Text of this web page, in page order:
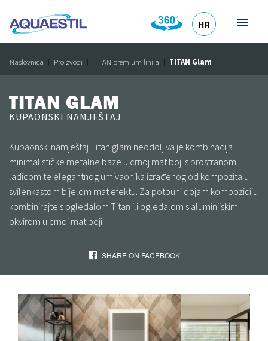
HR
Naslovnica Proizvodi TITAN premium linija TITAN Glam
TITAN GLAM
KUPAONSKI NAMJEŠTAJ
Kupaonski namještaj Titan glam neodoljiva je kombinacija
minimalističke metalne baze u crnoj mat boji s prostranom
ladicom te elegantnog umivaonika izrađenog od kompozita u
svilenkastom bijelom mat efektu. Za potpuni dojam kompoziciju
kombinirajte s ogledalom Titan ili ogledalom s aluminijskim
okvirom u crnoj mat boji.
SHARE ON FACEBOOK